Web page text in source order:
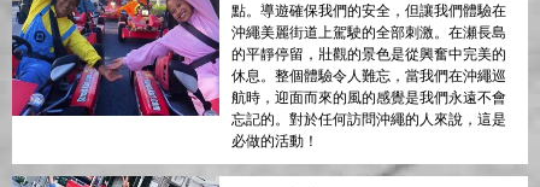
點。導遊確保我們的安全，但讓我們體驗在
沖繩美麗街道上駕駛的全部刺激。在瀬長島
的平靜停留，壯觀的景色是從興奮中完美的
休息。整個體驗令人難忘，當我們在沖繩巡
航時，迎面而來的風的感覺是我們永遠不會
忘記的。對於任何訪問沖繩的人來說，這是
必做的活動！